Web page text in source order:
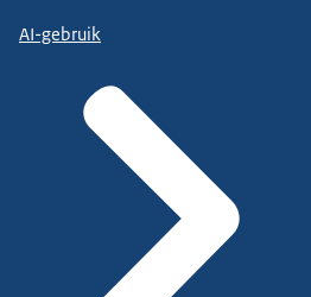
AI-gebruik